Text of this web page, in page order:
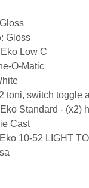
: Gloss
Eko Low C
O-Matic
toni, switch toggle
Standard - (x2)
Cast
10-52 LIGHT